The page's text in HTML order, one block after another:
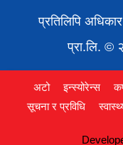
प्रतिलिपि
प्रा.लि. ©
अटो इन्स्योरेन्स
सूचना र प्रविधि